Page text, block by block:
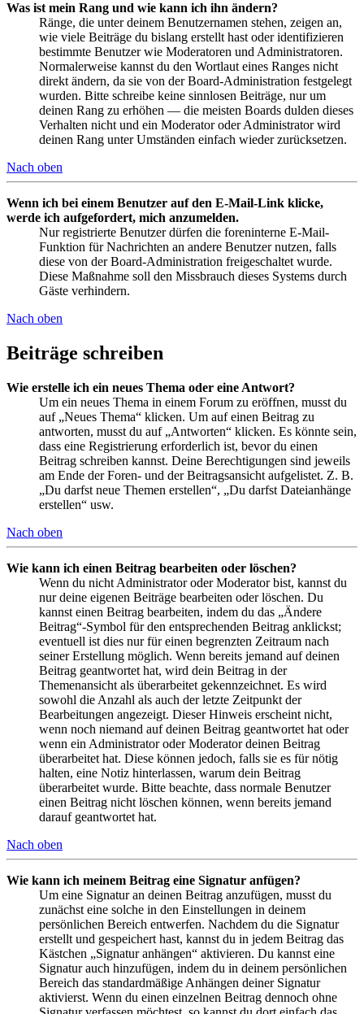
Was ist mein Rang und wie kann ich ihn ändern?
Ränge, die unter deinem Benutzernamen stehen, zeigen an,
wie viele Beiträge du bislang erstellt hast oder identifizieren
bestimmte Benutzer wie Moderatoren und Administratoren.
Normalerweise kannst du den Wortlaut eines Ranges nicht
direkt ändern, da sie von der Board-Administration festgelegt
wurden. Bitte schreibe keine sinnlosen Beiträge, nur um
deinen Rang zu erhöhen — die meisten Boards dulden dieses
Verhalten nicht und ein Moderator oder Administrator wird
deinen Rang unter Umständen einfach wieder zurücksetzen.
Nach oben
Wenn ich bei einem Benutzer auf den E-Mail-Link klicke,
werde ich aufgefordert, mich anzumelden.
Nur registrierte Benutzer dürfen die foreninterne E-Mail-
Funktion für Nachrichten an andere Benutzer nutzen, falls
diese von der Board-Administration freigeschaltet wurde.
Diese Maßnahme soll den Missbrauch dieses Systems durch
Gäste verhindern.
Nach oben
Beiträge schreiben
Wie erstelle ich ein neues Thema oder eine Antwort?
Um ein neues Thema in einem Forum zu eröffnen, musst du
auf „Neues Thema“ klicken. Um auf einen Beitrag zu
antworten, musst du auf „Antworten“ klicken. Es könnte sein,
dass eine Registrierung erforderlich ist, bevor du einen
Beitrag schreiben kannst. Deine Berechtigungen sind jeweils
am Ende der Foren- und der Beitragsansicht aufgelistet. Z. B.
„Du darfst neue Themen erstellen“, „Du darfst Dateianhänge
erstellen“ usw.
Nach oben
Wie kann ich einen Beitrag bearbeiten oder löschen?
Wenn du nicht Administrator oder Moderator bist, kannst du
nur deine eigenen Beiträge bearbeiten oder löschen. Du
kannst einen Beitrag bearbeiten, indem du das „Ändere
Beitrag“-Symbol für den entsprechenden Beitrag anklickst;
eventuell ist dies nur für einen begrenzten Zeitraum nach
seiner Erstellung möglich. Wenn bereits jemand auf deinen
Beitrag geantwortet hat, wird dein Beitrag in der
Themenansicht als überarbeitet gekennzeichnet. Es wird
sowohl die Anzahl als auch der letzte Zeitpunkt der
Bearbeitungen angezeigt. Dieser Hinweis erscheint nicht,
wenn noch niemand auf deinen Beitrag geantwortet hat oder
wenn ein Administrator oder Moderator deinen Beitrag
überarbeitet hat. Diese können jedoch, falls sie es für nötig
halten, eine Notiz hinterlassen, warum dein Beitrag
überarbeitet wurde. Bitte beachte, dass normale Benutzer
einen Beitrag nicht löschen können, wenn bereits jemand
darauf geantwortet hat.
Nach oben
Wie kann ich meinem Beitrag eine Signatur anfügen?
Um eine Signatur an deinen Beitrag anzufügen, musst du
zunächst eine solche in den Einstellungen in deinem
persönlichen Bereich entwerfen. Nachdem du die Signatur
erstellt und gespeichert hast, kannst du in jedem Beitrag das
Kästchen „Signatur anhängen“ aktivieren. Du kannst eine
Signatur auch hinzufügen, indem du in deinem persönlichen
Bereich das standardmäßige Anhängen deiner Signatur
aktivierst. Wenn du einen einzelnen Beitrag dennoch ohne